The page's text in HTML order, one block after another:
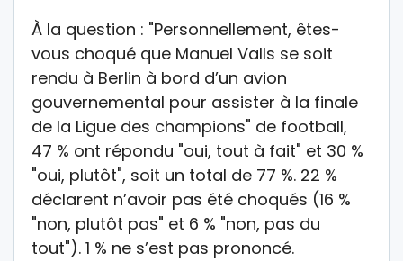
À la question : "Personnellement, êtes-
vous choqué que Manuel Valls se soit
rendu à Berlin à bord d’un avion
gouvernemental pour assister à la finale
de la Ligue des champions" de football,
47 % ont répondu "oui, tout à fait" et 30 %
"oui, plutôt", soit un total de 77 %. 22 %
déclarent n’avoir pas été choqués (16 %
"non, plutôt pas" et 6 % "non, pas du
tout"). 1 % ne s’est pas prononcé.